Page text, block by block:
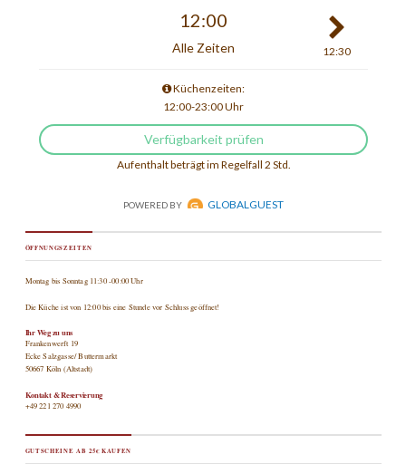
ÖFFNUNGSZEITEN
Montag bis Sonntag 11:30 -00:00 Uhr
Die Küche ist von 12:00 bis eine Stunde vor Schluss geöffnet!
Ihr Weg zu uns
Frankenwerft 19
Ecke Salzgasse/ Buttermarkt
50667 Köln (Altstadt)
Kontakt & Reservierung
+49 221 270 4990
GUTSCHEINE AB 25€ KAUFEN